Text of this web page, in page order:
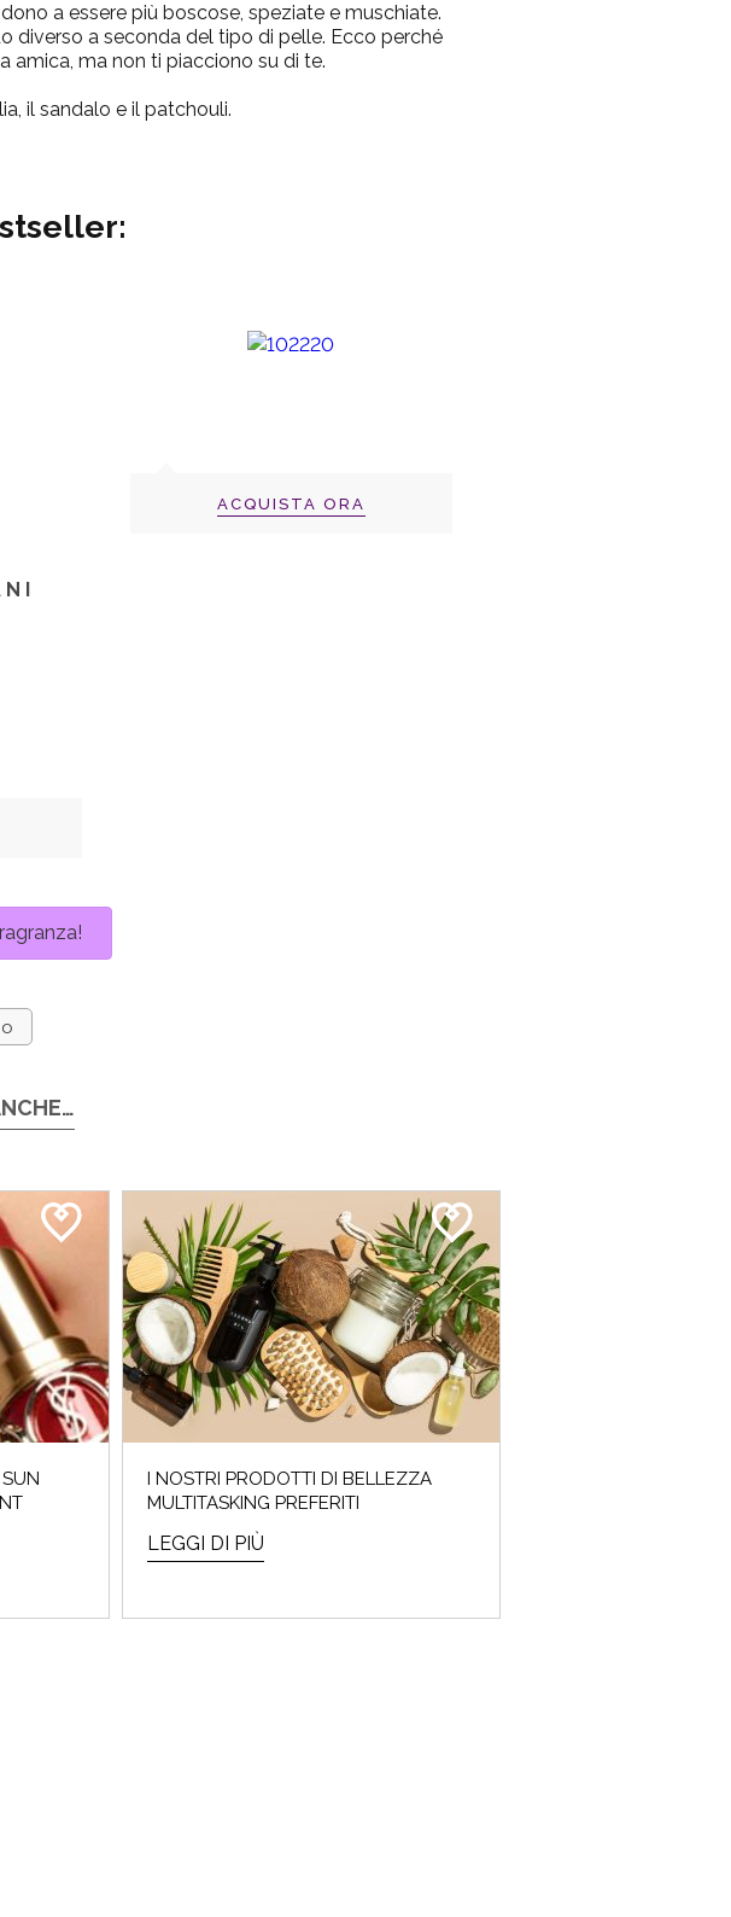
a essere più boscose, speziate e muschiate.
diverso a seconda del tipo di pelle. Ecco perché
amica, ma non ti piacciono su di te.
il sandalo e il patchouli.
ACQUISTA ORA
I NOSTRI PRODOTTI DI BELLEZZA
MULTITASKING PREFERITI
LEGGI DI PIÙ